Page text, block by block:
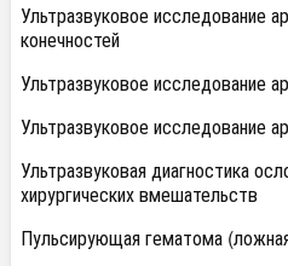
Ультразвуковое исследование
конечностей
Ультразвуковое исследование
Ультразвуковое исследование
Ультразвуковая диагностика
хирургических вмешательств
Пульсирующая гематома